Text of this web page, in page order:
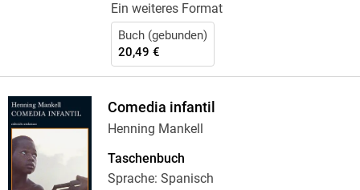
Ein weiteres Format
Buch (gebunden)
20,49 €
Comedia infantil
Henning Mankell
Taschenbuch
Sprache: Spanisch